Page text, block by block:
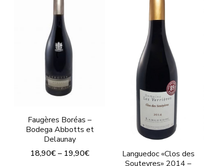
múltiples
variantes.
Las
opciones
pueden
en
la
página
múltiples
variantes.
Las
opciones
pueden
elegir
en
la
página
de
Faugères Boréas –
Bodega Abbotts et
Delaunay
18,90€– 19,90€
Languedoc «Clos des
Souteyres» 2014 –